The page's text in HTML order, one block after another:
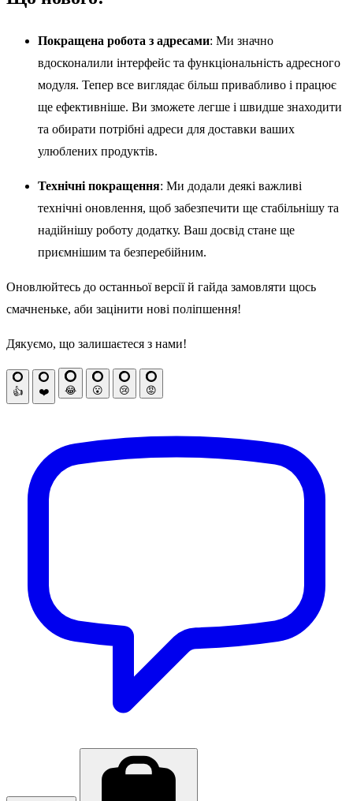
Покращена робота з адресами: Ми значно
вдосконалили інтерфейс та функціональність адресного
модуля. Тепер все виглядає більш привабливо і працює
ще ефективніше. Ви зможете легше і швидше знаходити
та обирати потрібні адреси для доставки ваших
улюблених продуктів.
Технічні покращення: Ми додали деякі важливі
технічні оновлення, щоб забезпечити ще стабільнішу та
надійнішу роботу додатку. Ваш досвід стане ще
приємнішим та безперебійним.
Оновлюйтесь до останньої версії й гайда замовляти щось
смачненьке, аби зацінити нові поліпшення!
Дякуємо, що залишаєтеся з нами!
👍 ❤️ 😂 😮 😢 😡